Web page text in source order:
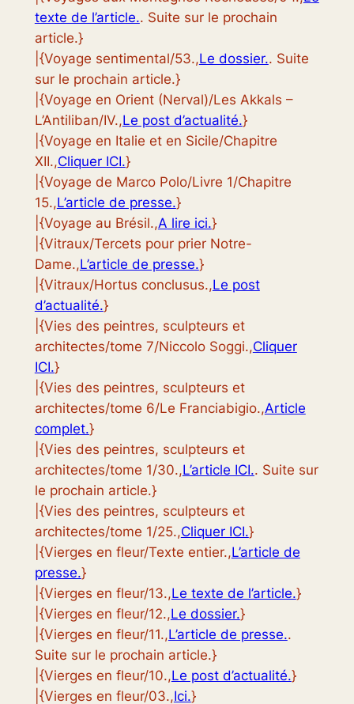
texte de l’article.. Suite sur le prochain
article.}
|{Voyage sentimental/53.,Le dossier.. Suite
sur le prochain article.}
|{Voyage en Orient (Nerval)/Les Akkals –
L’Antiliban/IV.,Le post d’actualité.}
|{Voyage en Italie et en Sicile/Chapitre
XII.,Cliquer ICI.}
|{Voyage de Marco Polo/Livre 1/Chapitre
15.,L’article de presse.}
|{Voyage au Brésil.,A lire ici.}
|{Vitraux/Tercets pour prier Notre-
Dame.,L’article de presse.}
|{Vitraux/Hortus conclusus.,Le post
d’actualité.}
|{Vies des peintres, sculpteurs et
architectes/tome 7/Niccolo Soggi.,Cliquer
ICI.}
|{Vies des peintres, sculpteurs et
architectes/tome 6/Le Franciabigio.,Article
complet.}
|{Vies des peintres, sculpteurs et
architectes/tome 1/30.,L’article ICI.. Suite sur
le prochain article.}
|{Vies des peintres, sculpteurs et
architectes/tome 1/25.,Cliquer ICI.}
|{Vierges en fleur/Texte entier.,L’article de
presse.}
|{Vierges en fleur/13.,Le texte de l’article.}
|{Vierges en fleur/12.,Le dossier.}
|{Vierges en fleur/11.,L’article de presse..
Suite sur le prochain article.}
|{Vierges en fleur/10.,Le post d’actualité.}
|{Vierges en fleur/03.,Ici.}